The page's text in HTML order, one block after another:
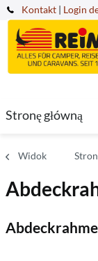
Kontakt | Login
Stronę główną
Widok